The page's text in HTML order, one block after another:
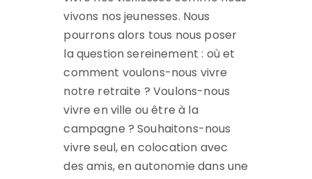
vivons nos jeunesses. Nous
pourrons alors tous nous poser
la question sereinement : où et
comment voulons-nous vivre
notre retraite ? Voulons-nous
vivre en ville ou être à la
campagne ? Souhaitons-nous
vivre seul, en colocation avec
des amis, en autonomie dans une